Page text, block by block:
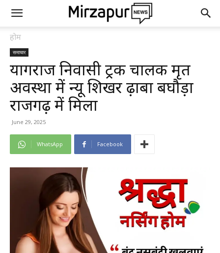
होम
समाचार
प्रयागराज निवासी ट्रक चालक मृत
अवस्था में न्यू शिखर ढ़ाबा बघौड़ा
राजगढ़ में मिला
June 29, 2025
WhatsApp Facebook